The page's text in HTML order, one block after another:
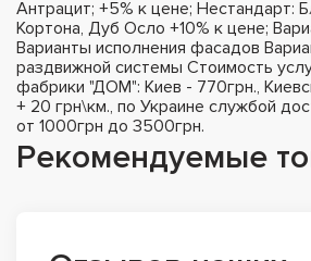
Антрацит; +5% к цене; Нестандарт:
Кортона, Дуб Осло +10% к цене;
Варианты исполнения фасадов
раздвижной системы Стоимость
фабрики "ДОМ": Киев - 770грн.,
+ 20 грн\км., по Украине службой
от 1000грн до 3500грн.
Рекомендуемые